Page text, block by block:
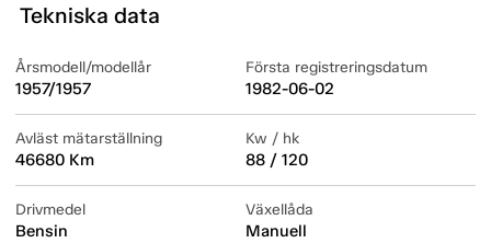
Tekniska data
Årsmodell/modellår
1957/1957
Första registreringsdatum
1982-06-02
Avläst mätarställning
46680 Km
Kw / hk
88 / 120
Drivmedel
Bensin
Växellåda
Manuell